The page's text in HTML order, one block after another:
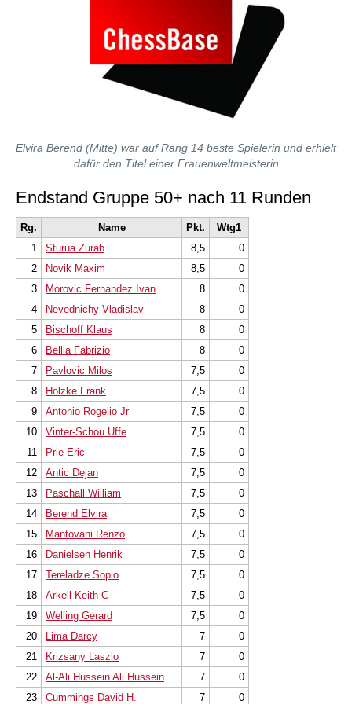
Elvira Berend (Mitte) war auf Rang 14 beste Spielerin und erhielt
dafür den Titel einer Frauenweltmeisterin
Endstand Gruppe 50+ nach 11 Runden
Rg. Name Pkt.
Wtg1
1
Sturua Zurab 8,5
0
2
Novik Maxim 8,5
0
3
Morovic Fernandez Ivan 8
0
4
Nevednichy Vladislav 8
0
5
Bischoff Klaus 8
0
6
Bellia Fabrizio 8
0
7
Pavlovic Milos 7,5
0
8
Holzke Frank 7,5
0
9
Antonio Rogelio Jr 7,5
0
10
Vinter-Schou Uffe 7,5
0
11
Prie Eric 7,5
0
12
Antic Dejan 7,5
0
13
Paschall William 7,5
0
14
Berend Elvira 7,5
0
15
Mantovani Renzo 7,5
0
16
Danielsen Henrik 7,5
0
17
Tereladze Sopio 7,5
0
18
Arkell Keith C 7,5
0
19
Welling Gerard 7,5
0
20
Lima Darcy 7
0
21
Krizsany Laszlo 7
0
22
Al-Ali Hussein Ali Hussein 7
0
23
Cummings David H. 7
0